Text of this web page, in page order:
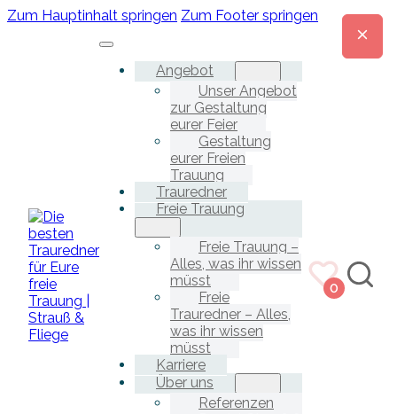
Zum Hauptinhalt springen Zum Footer springen
Angebot
Unser Angebot
zur Gestaltung
eurer Feier
Gestaltung
eurer Freien
Trauung
Trauredner
Freie Trauung
Freie Trauung –
Alles, was ihr wissen
müsst
Freie
Trauredner – Alles,
was ihr wissen
müsst
Karriere
Über uns
Referenzen
0